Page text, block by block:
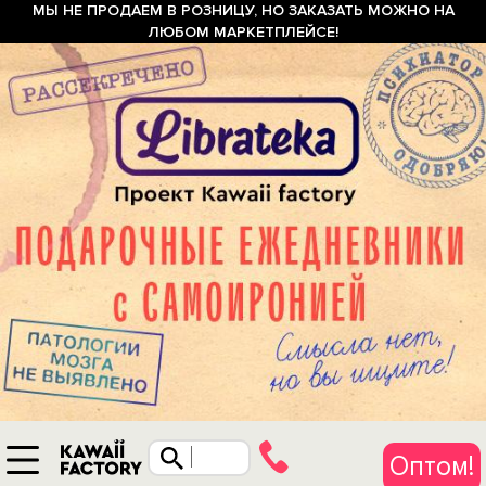
МЫ НЕ ПРОДАЕМ В РОЗНИЦУ, НО ЗАКАЗАТЬ МОЖНО НА
ЛЮБОМ МАРКЕТПЛЕЙСЕ!
Оптом!